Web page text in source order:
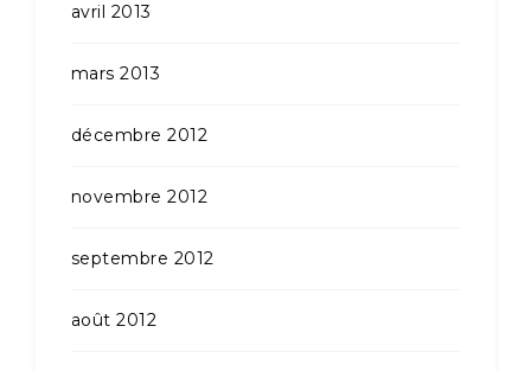
avril 2013
mars 2013
décembre 2012
novembre 2012
septembre 2012
août 2012